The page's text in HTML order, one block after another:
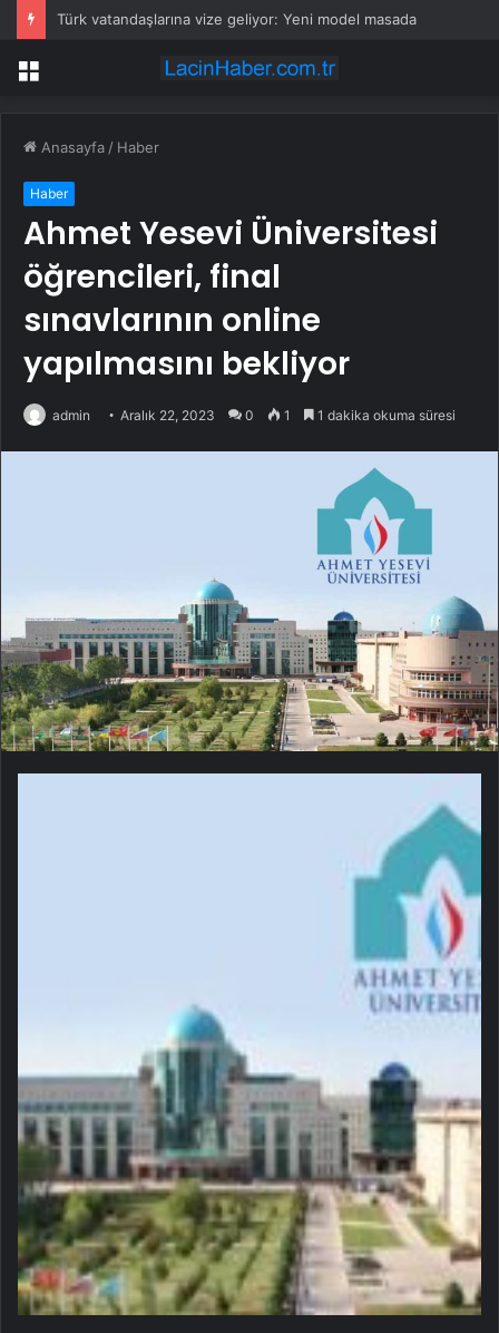
Türk vatandaşlarına vize geliyor: Yeni model masada
Menü
Anasayfa / Haber
Haber
Ahmet Yesevi Üniversitesi
öğrencileri, final
sınavlarının online
yapılmasını bekliyor
admin Aralık 22, 2023 0 1 1 dakika okuma süresi